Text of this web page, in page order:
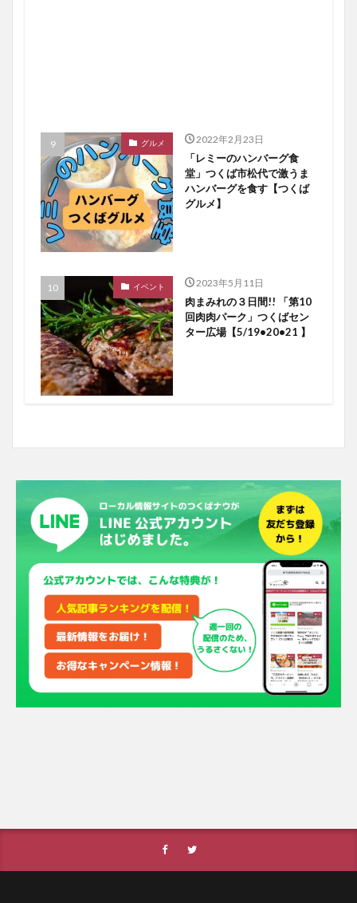
グルメ 2022年2月23日
「レミーのハンバーグ食
堂」つくば市松代で激うま
ハンバーグを食す【つくば
グルメ】
イベント 2023年5月11日
肉まみれの３日間!! 「第10
回肉肉パーク」つくばセン
ター広場【5/19•20•21 】